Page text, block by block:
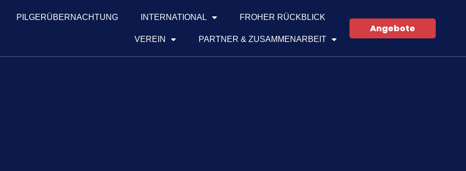
PILGERÜBERNACHTUNG INTERNATIONAL FROHER RÜCKBLICK
VEREIN PARTNER & ZUSAMMENARBEIT
Angebote